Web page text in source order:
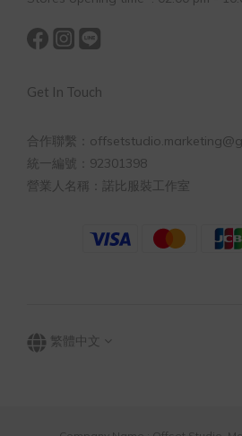
Get In Touch
合作聯繫：
統一編號：92301398
營業人名稱：諾比服裝工作室
繁體中文